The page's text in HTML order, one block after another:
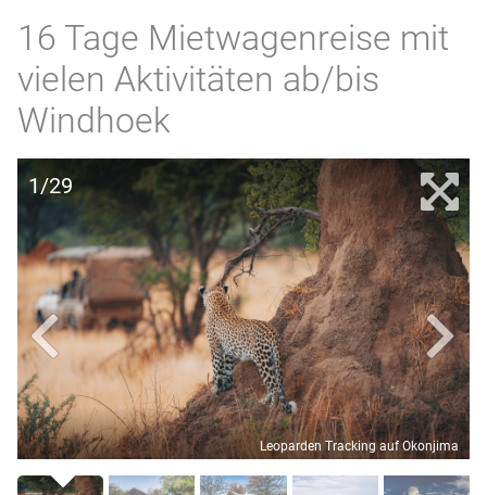
16 Tage Mietwagenreise mit
vielen Aktivitäten ab/bis
Windhoek
1/29
Leoparden Tracking auf Okonjima